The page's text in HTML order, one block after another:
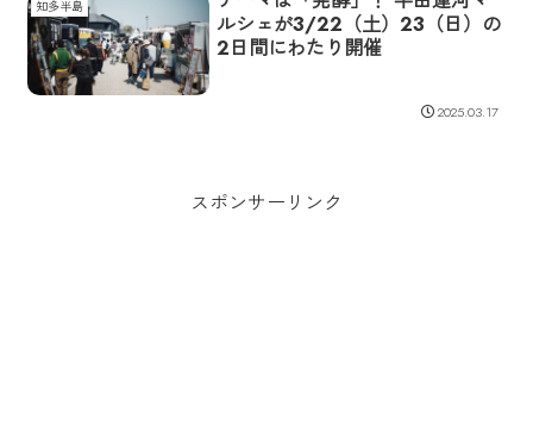
知多半島
ルシェが3/22（土）23（日）の
2日間にわたり開催
2025.03.17
スポンサーリンク